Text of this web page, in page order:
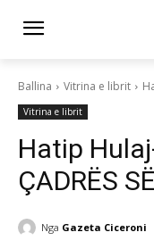
Ballina Vitrina e librit
Vitrina e librit
Hatip
ÇADRËS
Nga Gazeta Ciceroni